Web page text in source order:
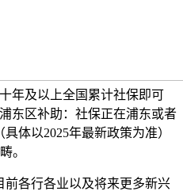
年及以上全国累计社保即可
东区补助：社保正在浦东或者
体以2025年最新政策为准）
。
各行各业以及将来更多新兴